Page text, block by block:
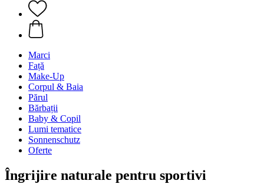
Marci
Față
Make-Up
Corpul & Baia
Părul
Bărbații
Baby & Copil
Lumi tematice
Sonnenschutz
Oferte
Îngrijire naturale pentru sportivi